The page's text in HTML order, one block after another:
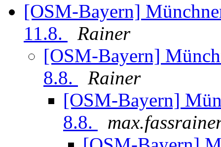
[OSM-Bayern]
11.8.
Rainer
[OSM-Bayern]
8.8.
Rainer
[OSM-Bayern]
8.8.